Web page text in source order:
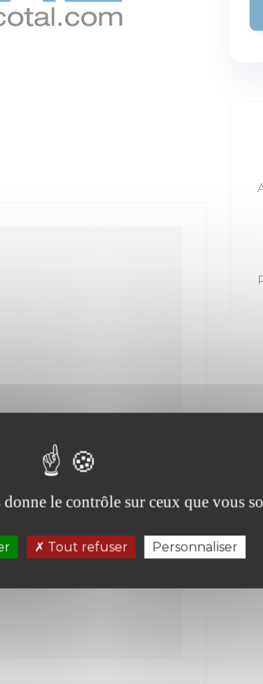
le contrôle sur ceux que vous
Tout refuser Personnaliser